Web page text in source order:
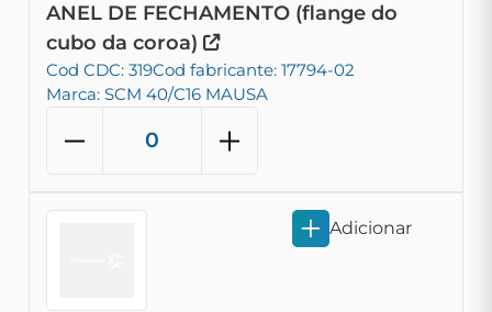
ANEL DE FECHAMENTO (flange do
cubo da coroa)
Cod CDC: 319Cod fabricante: 17794-02
Marca: SCM 40/C16 MAUSA
Adicionar